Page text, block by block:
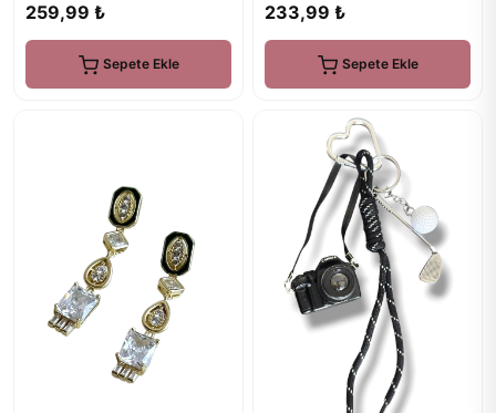
259,99 ₺
Sepete Ekle
233,99 ₺
Sepete Ekle